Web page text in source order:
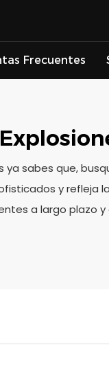
Frecuentes
sabes que,
y refleja
a largo plazo